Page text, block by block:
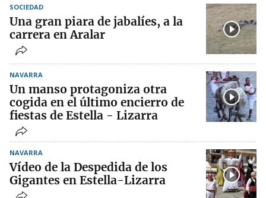
SOCIEDAD
Una gran piara de jabalíes, a la
carrera en Aralar
NAVARRA
Un manso protagoniza otra
cogida en el último encierro de
fiestas de Estella - Lizarra
NAVARRA
Vídeo de la Despedida de los
Gigantes en Estella-Lizarra